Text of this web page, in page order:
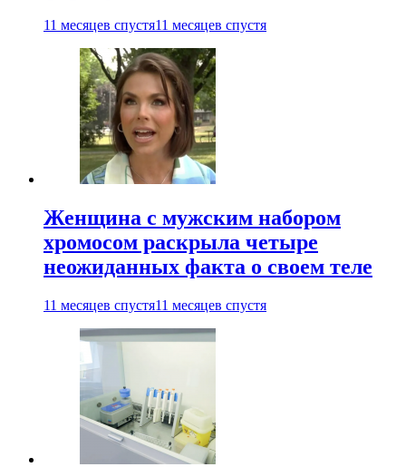
11 месяцев спустя11 месяцев спустя
Женщина с мужским набором
хромосом раскрыла четыре
неожиданных факта о своем теле
11 месяцев спустя11 месяцев спустя